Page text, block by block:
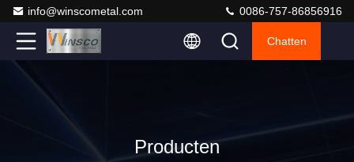
info@winscometal.com 0086-757-86856916
Chatten
Producten